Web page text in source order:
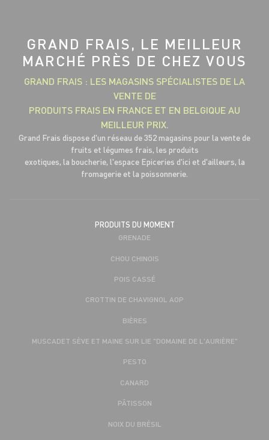
GRAND FRAIS, LE MEILLEUR
MARCHÉ PRÈS DE CHEZ VOUS
GRAND FRAIS : LES MAGASINS SPÉCIALISTES DE LA
VENTE DE
PRODUITS FRAIS EN FRANCE ET EN BELGIQUE AU
MEILLEUR PRIX.
Grand Frais dispose d'un réseau de 352 magasins pour la vente de
fruits et légumes frais, les produits
exotiques, la boucherie, l'espace Epiceries d'ici et d'ailleurs, la
fromagerie et la poissonnerie.
PRODUITS DU MOMENT
GRENADE
CHOU CHINOIS
POIS CASSÉ
CROTTIN DE CHAVIGNOL AOP
BIÈRES
MUSCADET SÈVE ET MAINE SUR LIE "DOMAINE DE L'AURIÈRE"
PESTO
CANARD
PÂTISSON
NOIX DU BRÉSIL